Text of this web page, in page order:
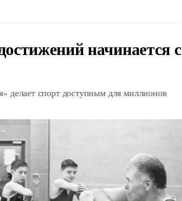
начинается с
делает спорт доступным для миллионов